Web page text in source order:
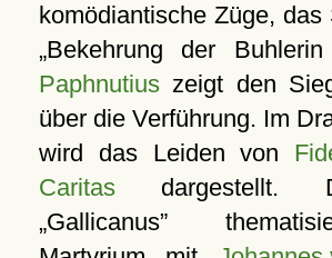
komödiantische Züge,
Bekehrung der
Paphnutiuszeigt den
über die Verführung. Im
wird das Leiden von
Caritasdargestellt.
Gallicanus